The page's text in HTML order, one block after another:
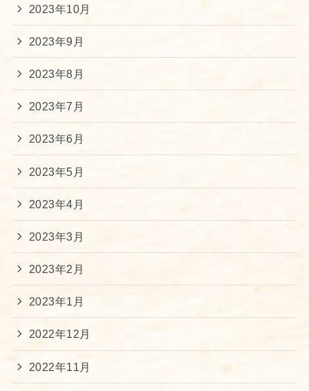
2023年10月
2023年9月
2023年8月
2023年7月
2023年6月
2023年5月
2023年4月
2023年3月
2023年2月
2023年1月
2022年12月
2022年11月